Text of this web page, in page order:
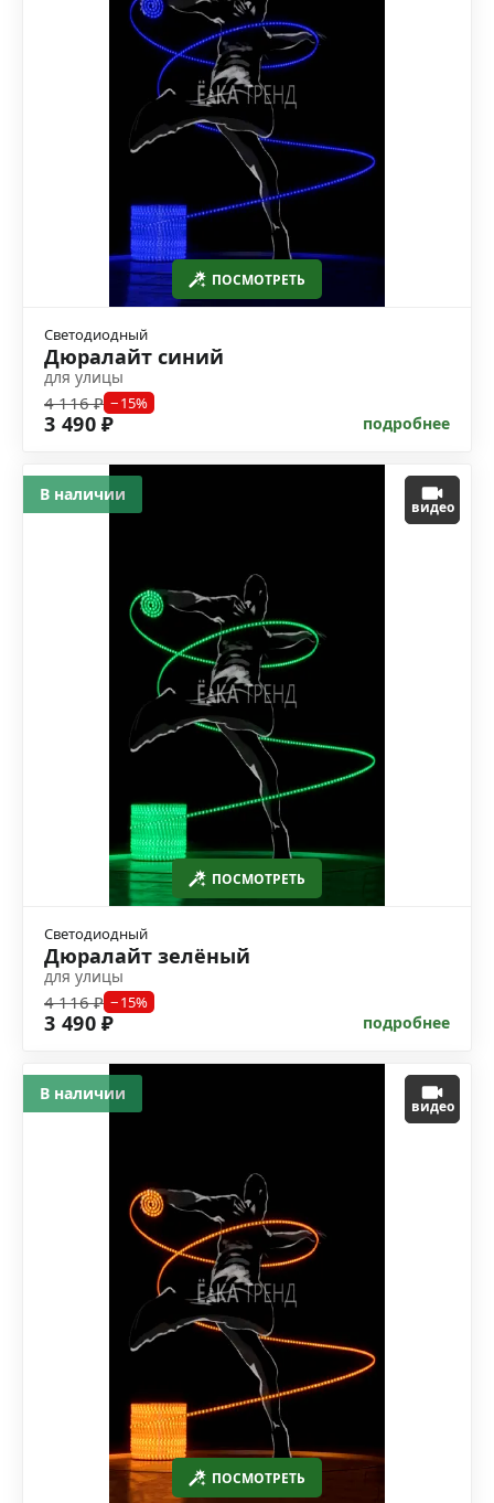
ПОСМОТРЕТЬ
Светодиодный
Дюралайт синий
для улицы
4 116 ₽ −15%
3 490 ₽ подробнее
ПОСМОТРЕТЬ
видео
Светодиодный
Дюралайт зелёный
для улицы
4 116 ₽ −15%
3 490 ₽ подробнее
В наличии
ПОСМОТРЕТЬ
видео
В наличии